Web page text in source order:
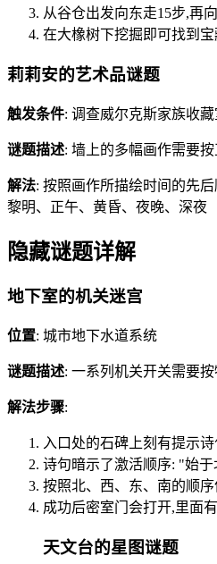
从谷仓出发向东走15步,再
在大橡树下挖掘即可找到宝
莉莉安的艺术品谜题
触发条件: 调查威尔克斯家族收藏
谜题描述: 墙上的多幅画作需要按
解法: 按照画作所描绘时间的先
黎明、正午、黄昏、夜晚、深夜
隐藏谜题详解
地下室的机关迷宫
位置: 城市地下水道系统
谜题描述: 一系列机关开关需要
解法步骤:
入口处的石碑上刻有提示诗
诗句暗示了激活顺序: "始
按照北、西、东、南的顺
成功后密室门会打开,里面
天文台的星图谜题